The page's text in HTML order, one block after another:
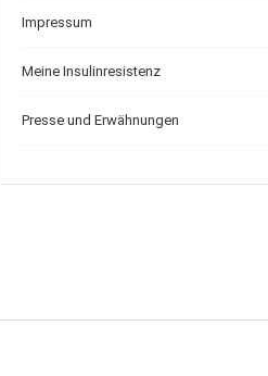
Impressum
Meine Insulinresistenz
Presse und Erwähnungen